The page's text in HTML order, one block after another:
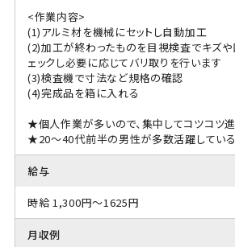
<作業内容>
(1)アルミ材を機械にセットし自動加工
(2)加工が終わったものを目視検査でキズ
ェックし必要に応じてバリ取りを行います
(3)検査機で寸法など規格の確認
(4)完成品を箱に入れる
★個人作業が多いので、集中してコツコツ
★20～40代前半の男性が多数活躍してい
給与
時給 1,300円～1625円
月収例